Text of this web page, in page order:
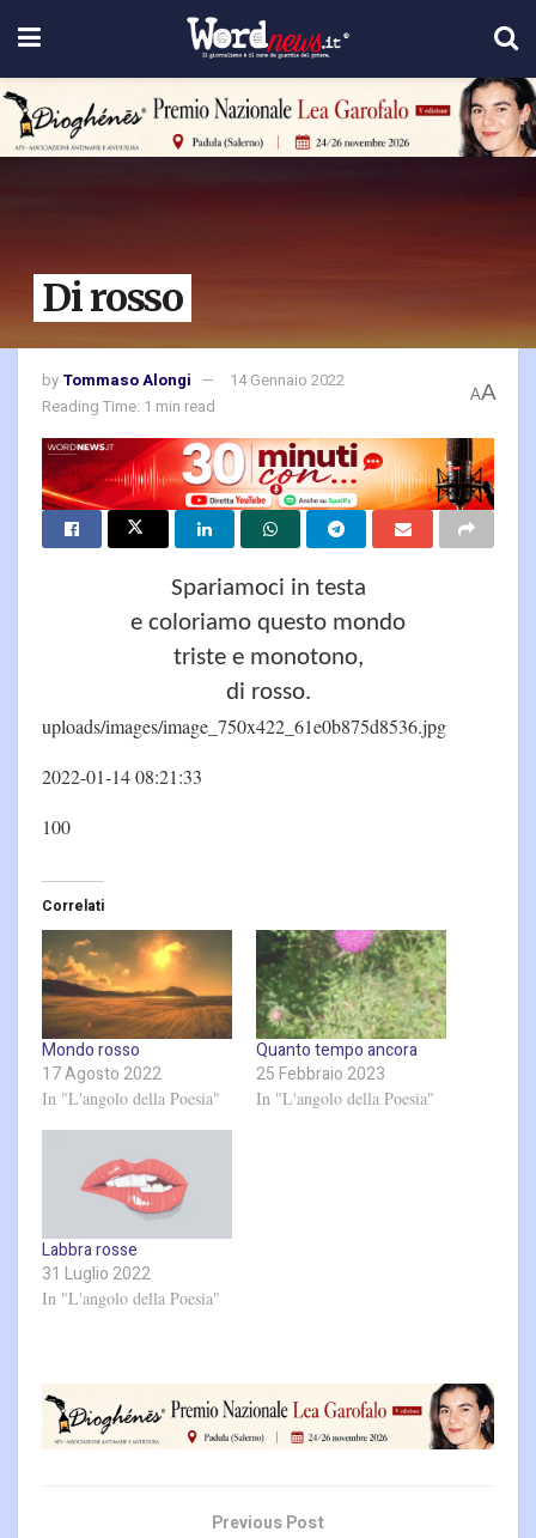
Di rosso
by Tommaso Alongi
14 Gennaio 2022
Reading Time: 1 min read
AA
Spariamoci in testa
e coloriamo questo mondo
triste e monotono,
di rosso.
uploads/images/image_750x422_61e0b875d8536.jpg
2022-01-14 08:21:33
100
Correlati
Mondo rosso
17 Agosto 2022
In "L'angolo della Poesia"
Quanto tempo ancora
25 Febbraio 2023
In "L'angolo della Poesia"
Labbra rosse
31 Luglio 2022
In "L'angolo della Poesia"
Previous Post